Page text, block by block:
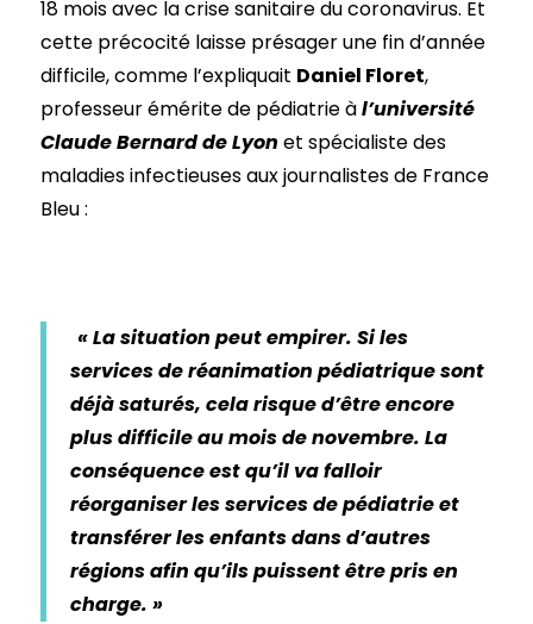
18 mois avec la crise sanitaire du coronavirus. Et
cette précocité laisse présager une fin d’année
difficile, comme l’expliquait Daniel Floret,
professeur émérite de pédiatrie àl’université
Claude Bernard de Lyon et spécialiste des
maladies infectieuses aux journalistes de France
Bleu :
« La situation peut empirer. Si les
services de réanimation pédiatrique sont
déjà saturés, cela risque d’être encore
plus difficile au mois de novembre. La
conséquence est qu’il va falloir
réorganiser les services de pédiatrie et
transférer les enfants dans d’autres
régions afin qu’ils puissent être pris en
charge. »